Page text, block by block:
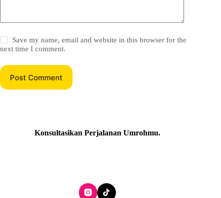
Save my name, email and website in this browser for the
next time I comment.
Post Comment
Konsultasikan Perjalanan Umrohmu.